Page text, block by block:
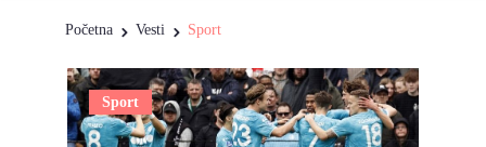
Početna Vesti Sport
Sport